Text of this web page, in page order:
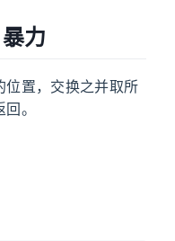
力
位置，交换之并取所
。